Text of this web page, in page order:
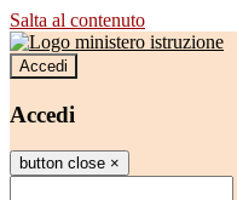
Salta al contenuto
Accedi
Accedi
button close ×